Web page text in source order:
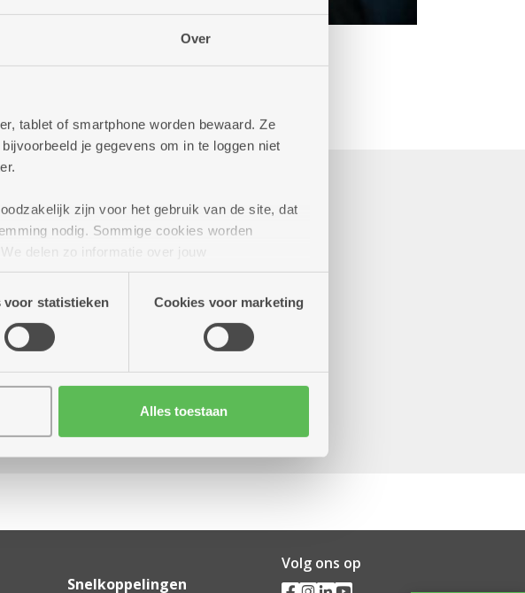
Over
tablet of smartphone worden bewaard. Ze
je gegevens om in te loggen niet
zijn voor het gebruik van de site, dat
nodig. Sommige cookies worden
delen zo informatie over jouw
analyse. Deze partners kunnen deze gegevens
voor statistieken Cookies voor marketing
Alles toestaan
Snelkoppelingen
Volg ons op